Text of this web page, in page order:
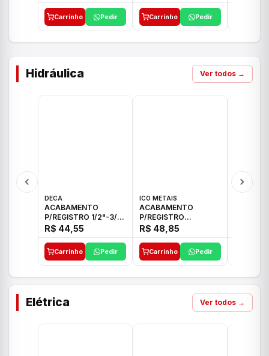
Carrinho Pedir Carrinho Pedir
Hidráulica Ver todos →
DECA
ACABAMENTO
P/REGISTRO 1/2"-3/4"
E 1"C21.PQ DECA
R$ 44,55
Carrinho Pedir
ICO METAIS
ACABAMENTO
P/REGISTRO
1/2"-3/4"-1" ACB M
CS 33 ICO
R$ 48,85
Carrinho Pedir
Elétrica Ver todos →